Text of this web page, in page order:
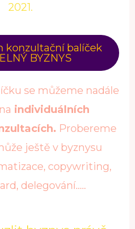
2021.
konzultační balíček
BYZNYS
se můžeme nadále
individuálních
Probereme
ještě v byznysu
copywriting,
delegování…..